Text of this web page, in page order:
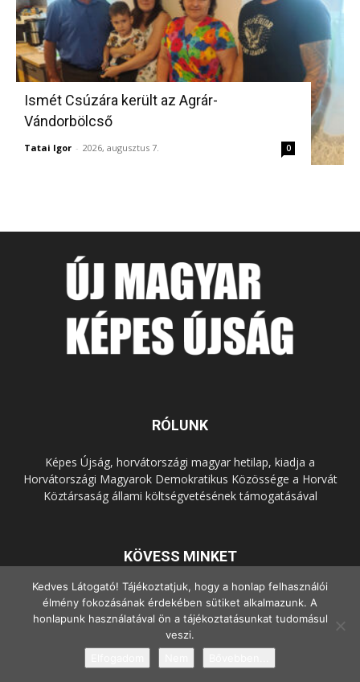
Ismét Csúzára került az Agrár-
Vándorbölcső
Tatai Igor - 2026, augusztus 7. 0
RÓLUNK
Képes Újság, horvátországi magyar hetilap, kiadja a
Horvátországi Magyarok Demokratikus Közössége a Horvát
Köztársaság állami költségvetésének támogatásával
KÖVESS MINKET
© Copyright - 2022 Minden jog fenntartva.
Kedves Látogató! Tájékoztatjuk, hogy a honlap felhasználói
élmény fokozásának érdekében sütiket alkalmazunk. A
honlapunk használatával ön a tájékoztatásunkat tudomásul
veszi.